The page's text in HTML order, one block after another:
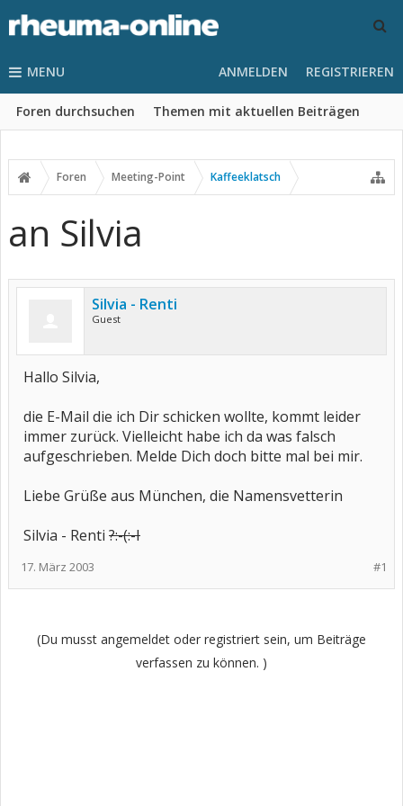
MENU
Foren durchsuchen Themen mit aktuellen Beiträgen
ANMELDEN REGISTRIEREN
Foren Meeting-Point Kaffeeklatsch
an Silvia
Silvia - Renti
Guest
Hallo Silvia,
die E-Mail die ich Dir schicken wollte, kommt leider
immer zurück. Vielleicht habe ich da was falsch
aufgeschrieben. Melde Dich doch bitte mal bei mir.
Liebe Grüße aus München, die Namensvetterin
Silvia - Renti ?:-(:-I
#1
17. März 2003
(Du musst angemeldet oder registriert sein, um Beiträge
verfassen zu können. )